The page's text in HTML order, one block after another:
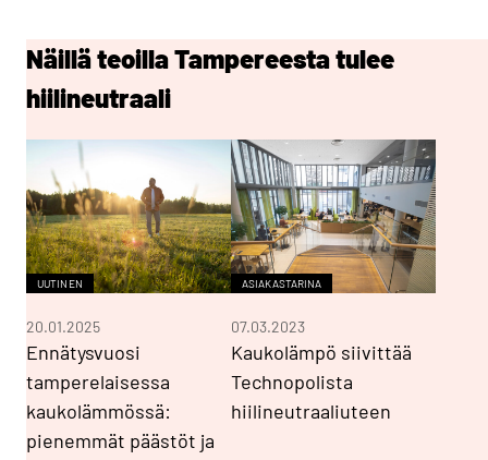
Näillä teoilla Tampereesta tulee
hiilineutraali
UUTINEN
Ennätysvuosi
tamperelaisessa
kaukolämmössä:
pienemmät päästöt ja
20.01.2025
ASIAKASTARINA
Kaukolämpö siivittää
Technopolista
hiilineutraaliuteen
07.03.2023